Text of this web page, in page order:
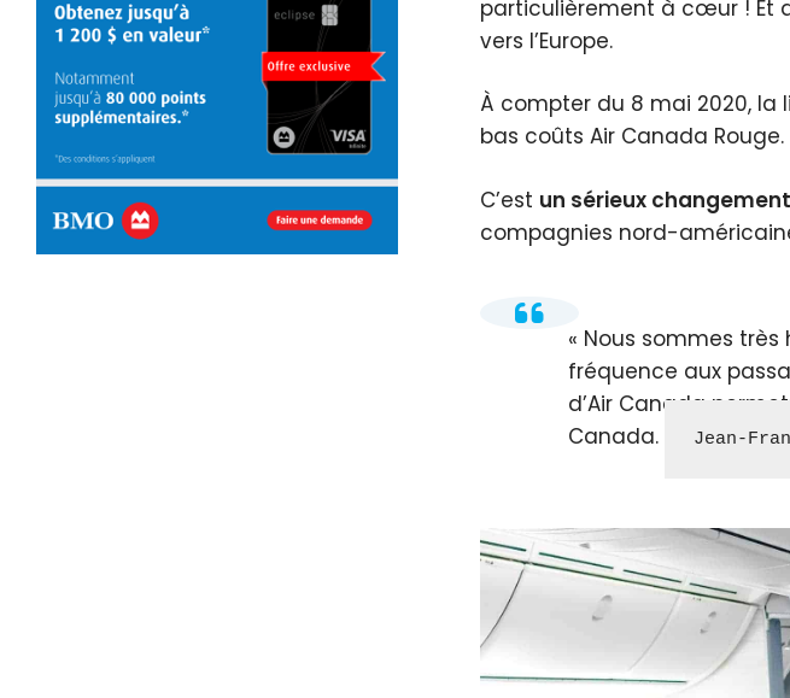
particulièrement à cœur ! Et
vers l’Europe.
À compter du 8 mai 2020, la
bas coûts Air Canada Rouge.
C’est un sérieux
compagnies nord-
Nous sommes très
fréquence aux
d’Air Canada
Canada.
Jean-